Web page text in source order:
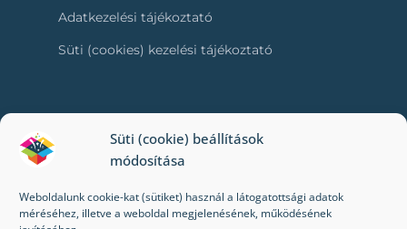
Süti (cookie) beállítások
módosítása
Weboldalunk cookie-kat (sütiket) használ a látogatottsági adatok
méréséhez, illetve a weboldal megjelenésének, működésének
Adatkezelési tájékoztató
Süti (cookies) kezelési tájékoztató
RÓLUNK
Kik vagyunk mi?